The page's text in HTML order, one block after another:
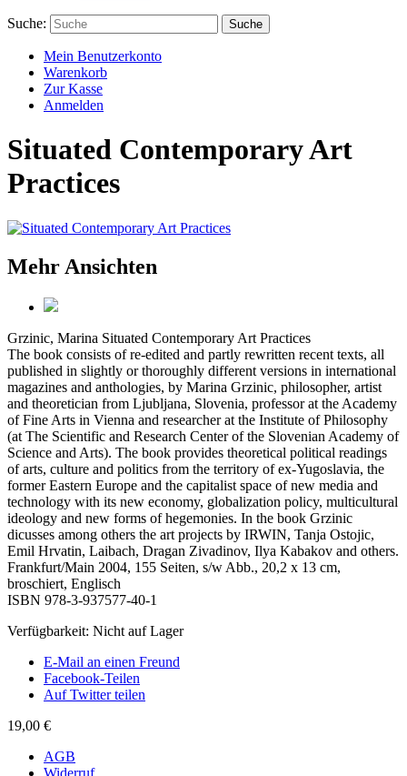
Suche: Suche
Mein Benutzerkonto
Warenkorb
Zur Kasse
Anmelden
Situated Contemporary Art
Practices
Mehr Ansichten
Grzinic, Marina Situated Contemporary Art Practices
The book consists of re-edited and partly rewritten recent texts, all
published in slightly or thoroughly different versions in international
magazines and anthologies, by Marina Grzinic, philosopher, artist
and theoretician from Ljubljana, Slovenia, professor at the Academy
of Fine Arts in Vienna and researcher at the Institute of Philosophy
(at The Scientific and Research Center of the Slovenian Academy of
Science and Arts). The book provides theoretical political readings
of arts, culture and politics from the territory of ex-Yugoslavia, the
former Eastern Europe and the capitalist space of new media and
technology with its new economy, globalization policy, multicultural
ideology and new forms of hegemonies. In the book Grzinic
dicusses among others the art projects by IRWIN, Tanja Ostojic,
Emil Hrvatin, Laibach, Dragan Zivadinov, Ilya Kabakov and others.
Frankfurt/Main 2004, 155 Seiten, s/w Abb., 20,2 x 13 cm,
broschiert, Englisch
ISBN 978-3-937577-40-1
Verfügbarkeit: Nicht auf Lager
E-Mail an einen Freund
Facebook-Teilen
Auf Twitter teilen
19,00 €
AGB
Widerruf